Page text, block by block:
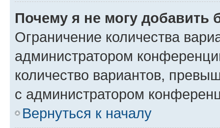
Почему я не могу добавить
Ограничение количества
администратором
количество вариантов,
с администратором
Вернуться к началу